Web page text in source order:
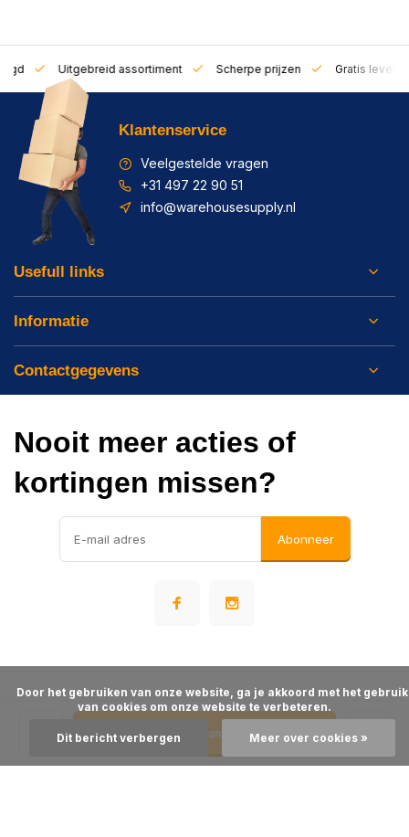
Toevoegen aan winkelwagen
Uitgebreid assortiment Scherpe prijzen Gratis
Klantenservice
Veelgestelde vragen
+31 497 22 90 51
info@warehousesupply.nl
Usefull links
Informatie
Contactgegevens
Nooit meer acties of
kortingen missen?
Abonneer
Algemene voorwaarden Disclaimer Privacy Policy Sitemap
© Warehousesupply- Theme made byWebdinge
van cookies om onze website te verbeteren.
Dit bericht verbergen Meer over cookies »